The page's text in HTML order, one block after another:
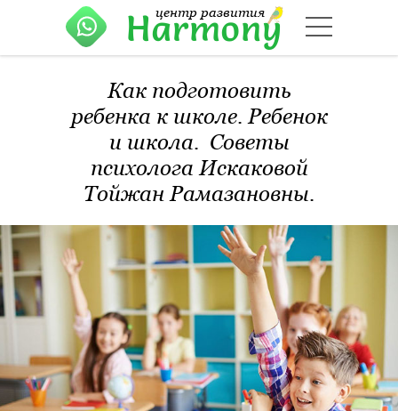
Как подготовить
ребенка к школе. Ребенок
и школа. Советы
психолога Искаковой
Тойжан Рамазановны.
Harmony
центр развития